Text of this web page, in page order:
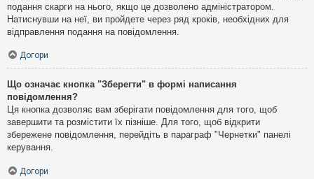
подання скарги на нього, якщо це дозволено адміністратором.
Натиснувши на неї, ви пройдете через ряд кроків, необхідних для
відправлення подання на повідомлення.
Догори
Що означає кнопка "Зберегти" в формі написання
повідомлення?
Ця кнопка дозволяє вам зберігати повідомлення для того, щоб
завершити та розмістити їх пізніше. Для того, щоб відкрити
збережене повідомлення, перейдіть в параграф "Чернетки" панелі
керування.
Догори